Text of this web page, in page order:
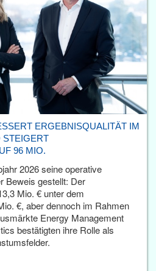
ERGEBNISQUALITÄT IM
STEIGERT
96 MIO.
2026 seine operative
Beweis gestellt: Der
Mio. € unter dem
€, aber dennoch im Rahmen
Energy Management
bestätigten ihre Rolle als